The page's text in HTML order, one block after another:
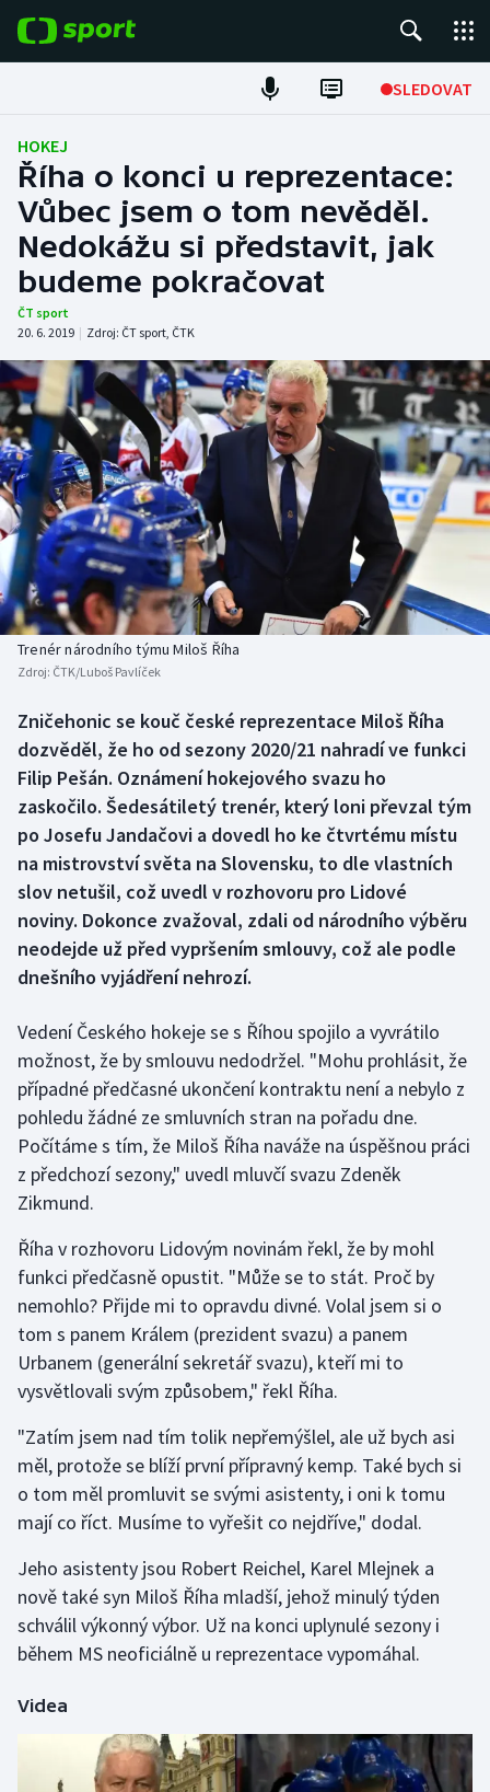
SLEDOVAT
Fotbal
Hokej
Tenis
Atletika
DALŠÍ SPORTY
Americký fotbal
Baseball a softbal
Basketbal
Biatlon
Boby a skeleton
Box
Curling
Florbal
Futsal
Golf
Gymnastika
Házená
Jezdectví
Krasobruslení
Lezení
Lyže a snowboard
Moderní pětiboj
Motorsport
Olympijské hry
Parasport
Plavání
Plážový volejbal
Ragby
Rychlobruslení
NEPŘEHLÉDNĚTE
Soutěže
Historické návraty
Aplikace ČT sport
AZ kvíz
HOKEJ
Říha o konci u reprezentace:
Vůbec jsem o tom nevěděl.
Nedokážu si představit, jak
budeme pokračovat
ČT sport
20. 6. 2019 | Zdroj: ČT sport, ČTK
Trenér národního týmu Miloš Říha
Zdroj: ČTK/Luboš Pavlíček
Zničehonic se kouč české reprezentace Miloš Říha
dozvěděl, že ho od sezony 2020/21 nahradí ve funkci
Filip Pešán. Oznámení hokejového svazu ho
zaskočilo. Šedesátiletý trenér, který loni převzal tým
po Josefu Jandačovi a dovedl ho ke čtvrtému místu
na mistrovství světa na Slovensku, to dle vlastních
slov netušil, což uvedl v rozhovoru pro Lidové
noviny. Dokonce zvažoval, zdali od národního výběru
neodejde už před vypršením smlouvy, což ale podle
dnešního vyjádření nehrozí.
Vedení Českého hokeje se s Říhou spojilo a vyvrátilo
možnost, že by smlouvu nedodržel. "Mohu prohlásit, že
případné předčasné ukončení kontraktu není a nebylo z
pohledu žádné ze smluvních stran na pořadu dne.
Počítáme s tím, že Miloš Říha naváže na úspěšnou práci
z předchozí sezony," uvedl mluvčí svazu Zdeněk
Zikmund.
Říha v rozhovoru Lidovým novinám řekl, že by mohl
funkci předčasně opustit. "Může se to stát. Proč by
nemohlo? Přijde mi to opravdu divné. Volal jsem si o
tom s panem Králem (prezident svazu) a panem
Urbanem (generální sekretář svazu), kteří mi to
vysvětlovali svým způsobem," řekl Říha.
"Zatím jsem nad tím tolik nepřemýšlel, ale už bych asi
měl, protože se blíží první přípravný kemp. Také bych si
o tom měl promluvit se svými asistenty, i oni k tomu
mají co říct. Musíme to vyřešit co nejdříve," dodal.
Jeho asistenty jsou Robert Reichel, Karel Mlejnek a
nově také syn Miloš Říha mladší, jehož minulý týden
schválil výkonný výbor. Už na konci uplynulé sezony i
během MS neoficiálně u reprezentace vypomáhal.
Videa